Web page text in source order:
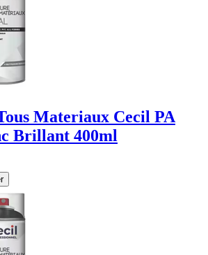
Materiaux Cecil PA
Brillant 400ml